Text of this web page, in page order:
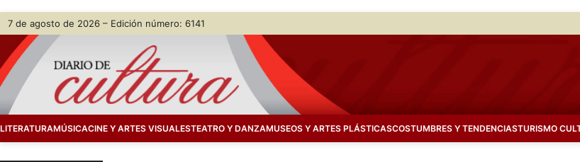
Saltar
contenido
Skip
content
7 de agosto de 2026 – Edición número: 6141
LITERATURAMÚSICACINE Y ARTES VISUALESTEATRO Y DANZAMUSEOS Y ARTES PLÁSTICASCOSTUMBRES Y TENDENCIASTURISMO